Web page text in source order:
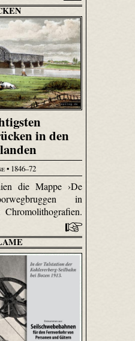
in den
• 1846–72
die Mappe ›De
in